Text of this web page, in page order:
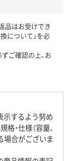
品はお受けでき
について」を必
ずご確認の上、お
示するよう努め
・仕様（容量、
場合がございま